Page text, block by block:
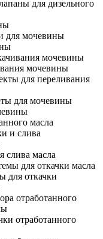
для дизельного
для мочевины
мочевины
мочевины
для переливания
для мочевины
масла
и слива
слива масла
для откачки масла
для откачки
отработанного
отработанного